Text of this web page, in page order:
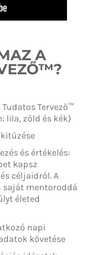
A
Tervező™
lila, zöld és kék)
és értékelés:
kapsz
céljaidról. A
saját mentoroddá
életed
napi
követése